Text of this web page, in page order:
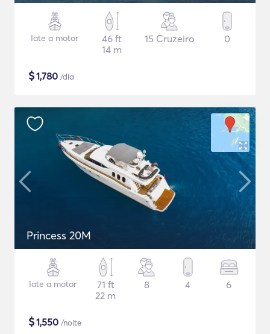
Iate a motor
46 ft
14 m
15 Cruzeiro 0
$1,780 /dia
Princess 20M
Iate a motor
71 ft
22 m
8 4 6
$1,550 /noite